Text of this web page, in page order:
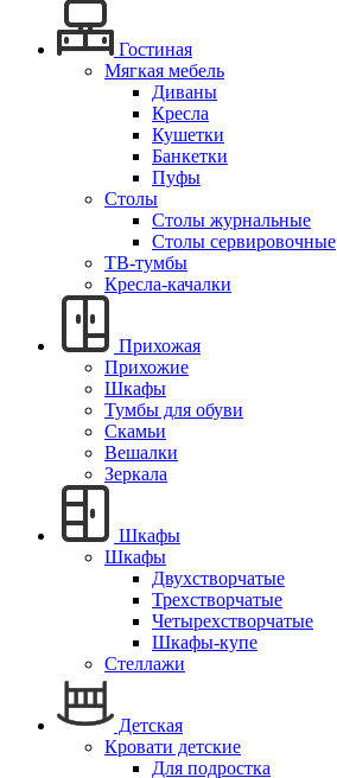
Гостиная
Мягкая мебель
Диваны
Кресла
Кушетки
Банкетки
Пуфы
Столы
Столы журнальные
Столы сервировочные
ТВ-тумбы
Кресла-качалки
Прихожая
Прихожие
Шкафы
Тумбы для обуви
Скамьи
Вешалки
Зеркала
Шкафы
Шкафы
Двухстворчатые
Трехстворчатые
Четырехстворчатые
Шкафы-купе
Стеллажи
Детская
Кровати детские
Для подростка